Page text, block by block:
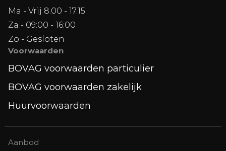
Ma - Vrij 8.00 - 17.15
Za - 09:00 - 16:00
Zo - Gesloten
Voorwaarden
BOVAG voorwaarden particulier
BOVAG voorwaarden zakelijk
Huurvoorwaarden
Aanbod